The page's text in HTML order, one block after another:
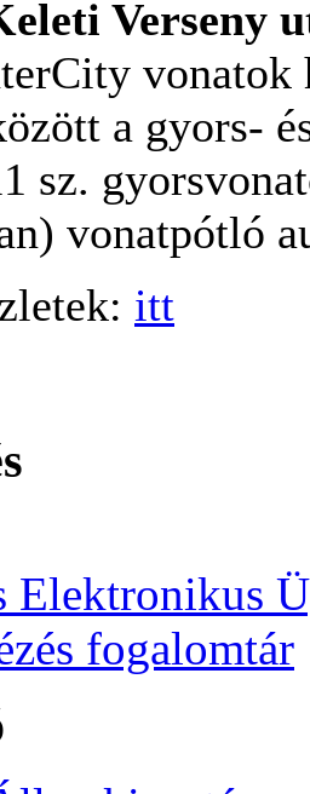
Verseny
a gyors-
sz.
vonatpótló
itt
Elektronikus
fogalomtár